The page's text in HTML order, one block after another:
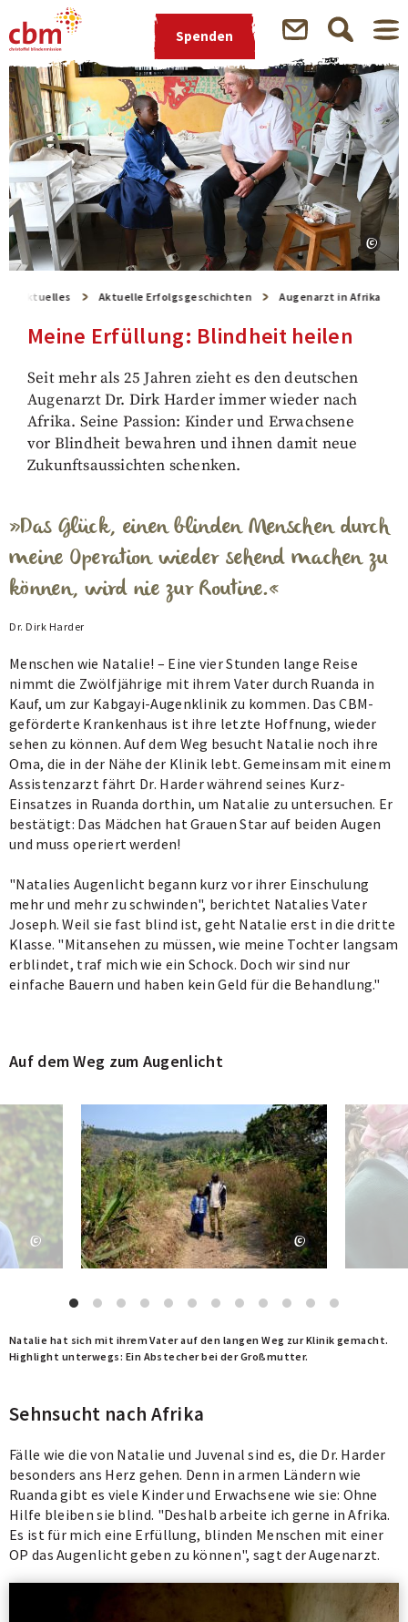
Spenden
Aktuelles Aktuelle Erfolgsgeschichten Augenarzt in Afrika
Meine Erfüllung: Blindheit heilen
Seit mehr als 25 Jahren zieht es den deutschen
Augenarzt Dr. Dirk Harder immer wieder nach
Afrika. Seine Passion: Kinder und Erwachsene
vor Blindheit bewahren und ihnen damit neue
Zukunftsaussichten schenken.
Das Glück, einen blinden Menschen durch
meine Operation wieder sehend machen zu
können, wird nie zur Routine.
Dr. Dirk Harder
Menschen wie Natalie! – Eine vier Stunden lange Reise
nimmt die Zwölfjährige mit ihrem Vater durch Ruanda in
Kauf, um zur Kabgayi-Augenklinik zu kommen. Das CBM-
geförderte Krankenhaus ist ihre letzte Hoffnung, wieder
sehen zu können. Auf dem Weg besucht Natalie noch ihre
Oma, die in der Nähe der Klinik lebt. Gemeinsam mit einem
Assistenzarzt fährt Dr. Harder während seines Kurz-
Einsatzes in Ruanda dorthin, um Natalie zu untersuchen. Er
bestätigt: Das Mädchen hat Grauen Star auf beiden Augen
und muss operiert werden!
"Natalies Augenlicht begann kurz vor ihrer Einschulung
mehr und mehr zu schwinden", berichtet Natalies Vater
Joseph. Weil sie fast blind ist, geht Natalie erst in die dritte
Klasse. "Mitansehen zu müssen, wie meine Tochter langsam
erblindet, traf mich wie ein Schock. Doch wir sind nur
einfache Bauern und haben kein Geld für die Behandlung."
Auf dem Weg zum Augenlicht
Natalie hat sich mit ihrem Vater auf den langen Weg zur Klinik gemacht.
Highlight unterwegs: Ein Abstecher bei der Großmutter.
Sehnsucht nach Afrika
Fälle wie die von Natalie und Juvenal sind es, die Dr. Harder
besonders ans Herz gehen. Denn in armen Ländern wie
Ruanda gibt es viele Kinder und Erwachsene wie sie: Ohne
Hilfe bleiben sie blind. "Deshalb arbeite ich gerne in Afrika.
Es ist für mich eine Erfüllung, blinden Menschen mit einer
OP das Augenlicht geben zu können", sagt der Augenarzt.